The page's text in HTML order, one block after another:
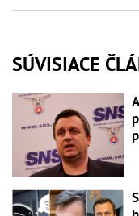
SÚVISIACE